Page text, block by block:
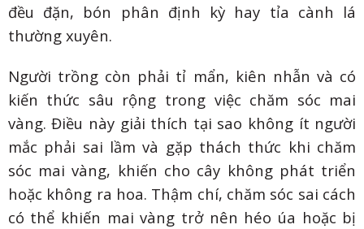
đều đặn, bón phân định kỳ hay tỉa cành lá
thường xuyên.
Người trồng còn phải tỉ mẩn, kiên nhẫn và có
kiến thức sâu rộng trong việc chăm sóc mai
vàng. Điều này giải thích tại sao không ít người
mắc phải sai lầm và gặp thách thức khi chăm
sóc mai vàng, khiến cho cây không phát triển
hoặc không ra hoa. Thậm chí, chăm sóc sai cách
có thể khiến mai vàng trở nên héo úa hoặc bị